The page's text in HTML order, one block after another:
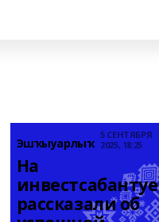
Эшҡыуарлыҡ
5 СЕНТЯБРЯ
2025, 18:25
На
инвестсабантуе
рассказали об